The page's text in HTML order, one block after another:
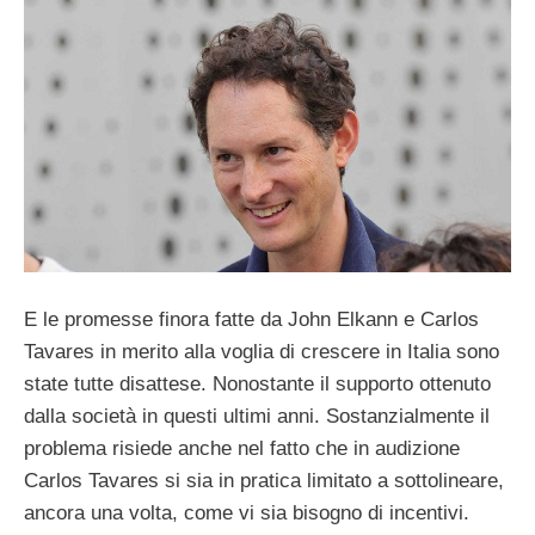
E le promesse finora fatte da John Elkann e Carlos
Tavares in merito alla voglia di crescere in Italia sono
state tutte disattese. Nonostante il supporto ottenuto
dalla società in questi ultimi anni. Sostanzialmente il
problema risiede anche nel fatto che in audizione
Carlos Tavares si sia in pratica limitato a sottolineare,
ancora una volta, come vi sia bisogno di incentivi.